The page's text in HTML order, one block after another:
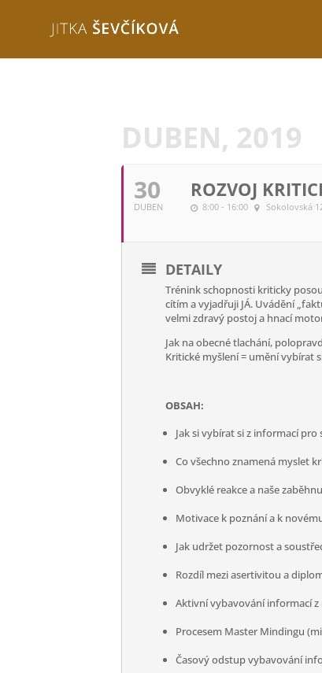
DUBEN, 2019
30
DUBEN
ROZVOJ
8:00 - 16:00 Sokolovská
DETAILY
Trénink schopnosti kriticky
cítím a vyjadřuji JÁ. Uvádění
velmi zdravý postoj a hnací
Jak na obecné tlachání,
Kritické myšlení = umění vybírat
OBSAH:
Jak si vybírat si z informací
Co všechno znamená myslet
Obvyklé reakce a naše
Motivace k poznání a k
Jak udržet pozornost a
Rozdíl mezi asertivitou a
Aktivní vybavování informací z
Procesem Master Mindingu
Časový odstup vybavování